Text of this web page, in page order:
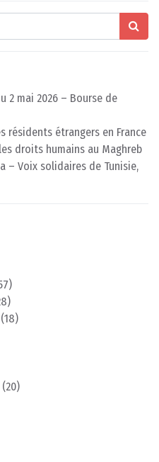
2 mai 2026 – Bourse de
résidents étrangers en France
droits humains au Maghreb
– Voix solidaires de Tunisie,
(18)
(20)